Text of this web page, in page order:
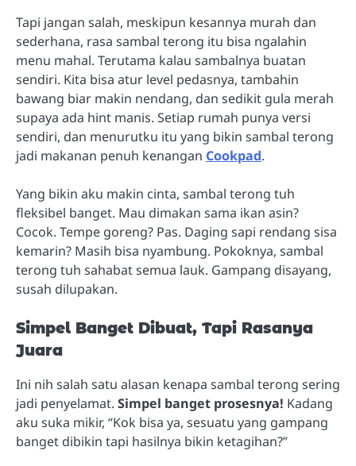
Tapi jangan salah, meskipun kesannya murah dan
sederhana, rasa sambal terong itu bisa ngalahin
menu mahal. Terutama kalau sambalnya buatan
sendiri. Kita bisa atur level pedasnya, tambahin
bawang biar makin nendang, dan sedikit gula merah
supaya ada hint manis. Setiap rumah punya versi
sendiri, dan menurutku itu yang bikin sambal terong
jadi makanan penuh kenangan Cookpad.
Yang bikin aku makin cinta, sambal terong tuh
fleksibel banget. Mau dimakan sama ikan asin?
Cocok. Tempe goreng? Pas. Daging sapi rendang sisa
kemarin? Masih bisa nyambung. Pokoknya, sambal
terong tuh sahabat semua lauk. Gampang disayang,
susah dilupakan.
Simpel Banget Dibuat, Tapi Rasanya
Juara
Ini nih salah satu alasan kenapa sambal terong sering
jadi penyelamat. Simpel banget prosesnya! Kadang
aku suka mikir, “Kok bisa ya, sesuatu yang gampang
banget dibikin tapi hasilnya bikin ketagihan?”